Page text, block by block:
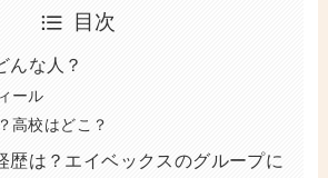
目次
んな人？
ール
高校はどこ？
歴は？エイベックスのグループに